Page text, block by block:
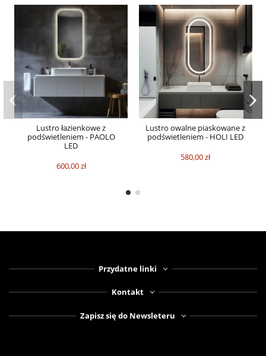
Lustro łazienkowe z
podświetleniem - PAOLO
LED
600,00 zł
Lustro owalne piaskowane z
podświetleniem - HOLI LED
580,00 zł
Przydatne linki
Kontakt
Zapisz się do Newsleteru